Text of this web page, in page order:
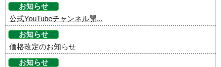
お知らせ
公式YouTubeチャンネル開...
お知らせ
価格改定のお知らせ
お知らせ